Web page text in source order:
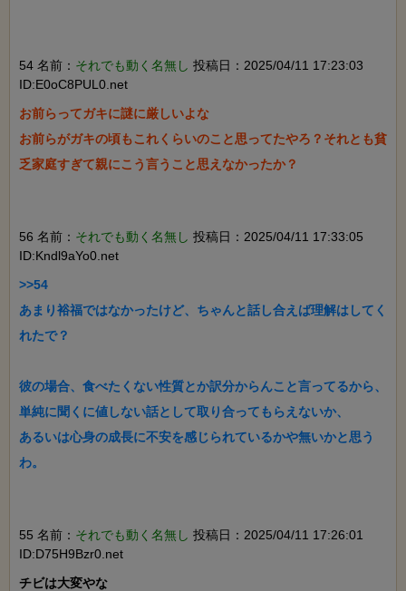
54 名前： それでも動く名無し 投稿日：2025/04/11 17:23:03
ID:E0oC8PUL0.net
お前らってガキに謎に厳しいよな
お前らがガキの頃もこれくらいのこと思ってたやろ？それとも貧
乏家庭すぎて親にこう言うこと思えなかったか？
56 名前： それでも動く名無し 投稿日：2025/04/11 17:33:05
ID:Kndl9aYo0.net
>>54
あまり裕福ではなかったけど、ちゃんと話し合えば理解はしてく
れたで？
彼の場合、食べたくない性質とか訳分からんこと言ってるから、
単純に聞くに値しない話として取り合ってもらえないか、
あるいは心身の成長に不安を感じられているかや無いかと思う
わ。
55 名前： それでも動く名無し 投稿日：2025/04/11 17:26:01
ID:D75H9Bzr0.net
チビは大変やな